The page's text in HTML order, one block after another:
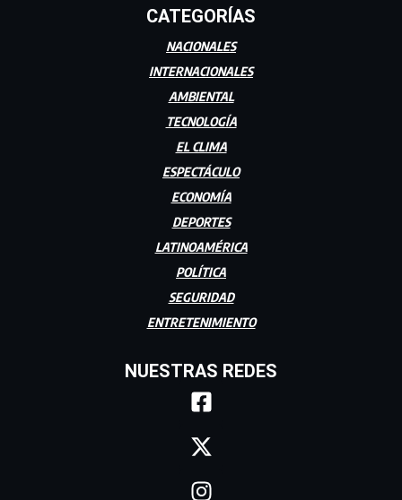
CATEGORÍAS
NACIONALES
INTERNACIONALES
AMBIENTAL
TECNOLOGÍA
EL CLIMA
ESPECTÁCULO
ECONOMÍA
DEPORTES
LATINOAMÉRICA
POLÍTICA
SEGURIDAD
ENTRETENIMIENTO
NUESTRAS REDES